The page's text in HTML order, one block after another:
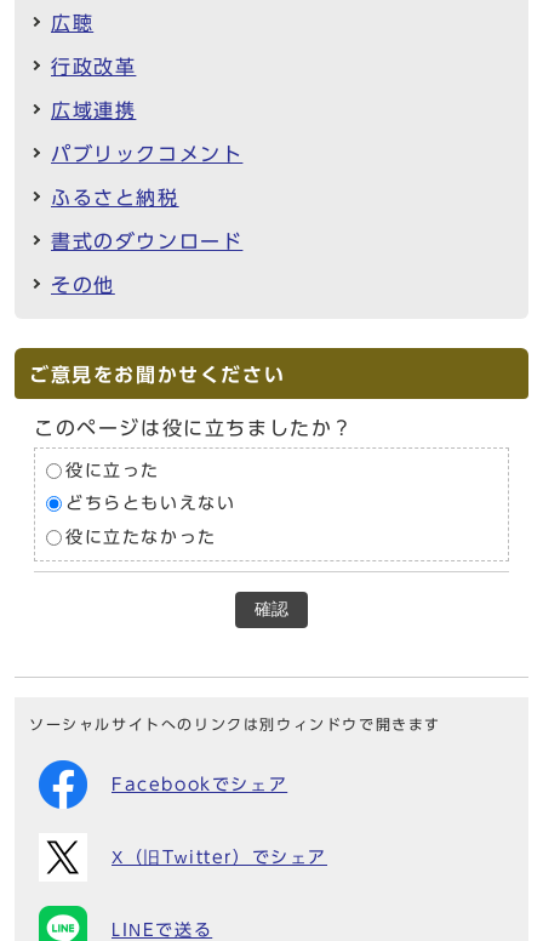
広聴
行政改革
広域連携
パブリックコメント
ふるさと納税
書式のダウンロード
その他
ご意見をお聞かせください
このページは役に立ちましたか？
役に立った
どちらともいえない
役に立たなかった
確認
ソーシャルサイトへのリンクは別ウィンドウで開きます
Facebookでシェア
X（旧Twitter）でシェア
LINEで送る